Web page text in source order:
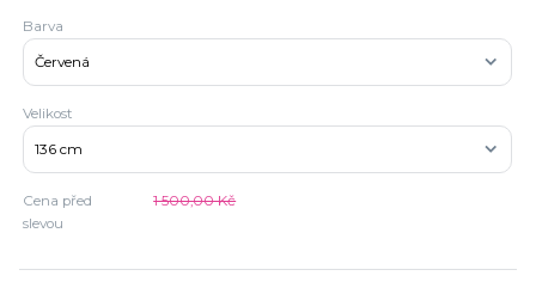
Barva
Velikost
Cena před
slevou
1 500,00 Kč